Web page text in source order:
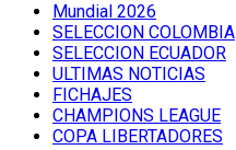
Mundial 2026
SELECCION COLOMBIA
SELECCION ECUADOR
ULTIMAS NOTICIAS
FICHAJES
CHAMPIONS LEAGUE
COPA LIBERTADORES